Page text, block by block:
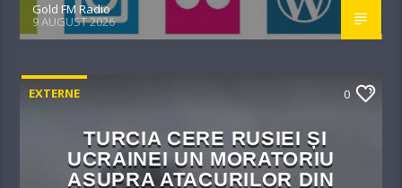
Gold FM Radio
9 AUGUST 2026
EXTERNE 0
TURCIA CERE RUSIEI ȘI
UCRAINEI UN MORATORIU
ASUPRA ATACURILOR DIN